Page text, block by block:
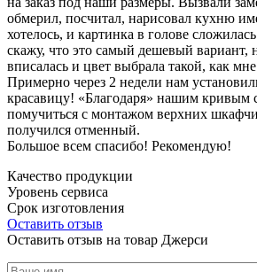
обмерил, посчитал, нарисовал кухню
хотелось, и картинка в голове
скажу, что это самый дешевый вариант,
вписалась и цвет выбрала такой, как
Примерно через 2 недели нам
красавицу! «Благодаря» нашим кривым
помучиться с монтажом верхних
получился отменный.
Большое всем спасибо! Рекомендую!
Качество продукции
Уровень сервиса
Срок изготовления
Оставить отзыв
Оставить отзыв на товар Джерси